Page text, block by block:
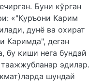
Буни кўрган
«"Қуръони Карим
дунё ва охират
Каримда", деган
бу киши нега бундай
эдилар.
шундай